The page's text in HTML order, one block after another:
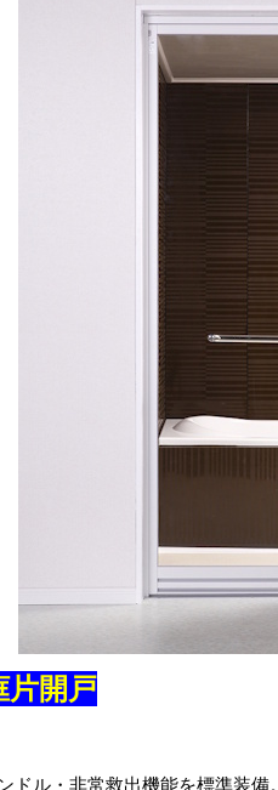
開戸
ル・非常救出機能を標準装備。